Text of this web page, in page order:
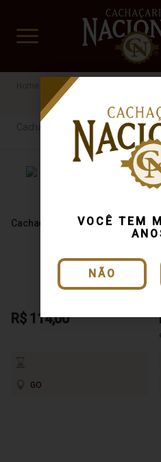
VOCÊ TEM
NÃO
Cachaça
Cachaça Parceira Prata 750ml
R$ 114,00
GO